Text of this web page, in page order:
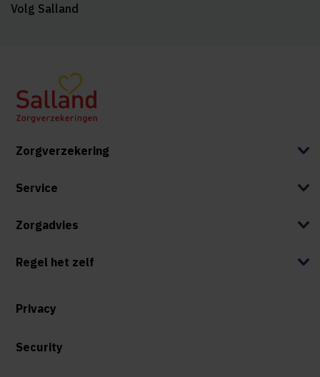
Volg Salland
Zorgverzekering
Service
Zorgadvies
Regel het zelf
Privacy
Security